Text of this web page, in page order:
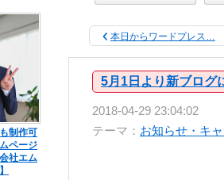
本日からワードプレス…
5月1日より新ブログ
2018-04-29 23:04:02
テーマ： お知らせ・キ
制作可
ページ
社エム